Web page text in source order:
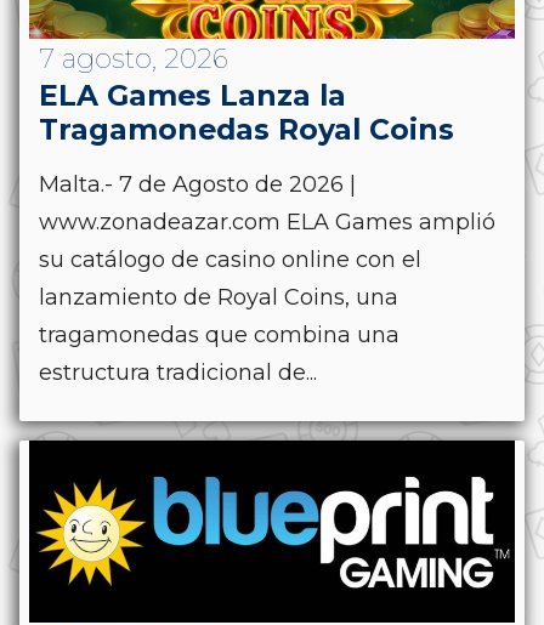
7 agosto, 2026
ELA Games Lanza la
Tragamonedas Royal Coins
Malta.- 7 de Agosto de 2026 |
www.zonadeazar.com ELA Games amplió
su catálogo de casino online con el
lanzamiento de Royal Coins, una
tragamonedas que combina una
estructura tradicional de...